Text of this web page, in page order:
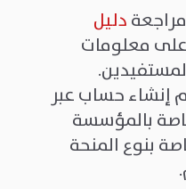
دليل
على معلومات
.
إنشاء حساب عبر
بالمؤسسة
بنوع المنحة
.